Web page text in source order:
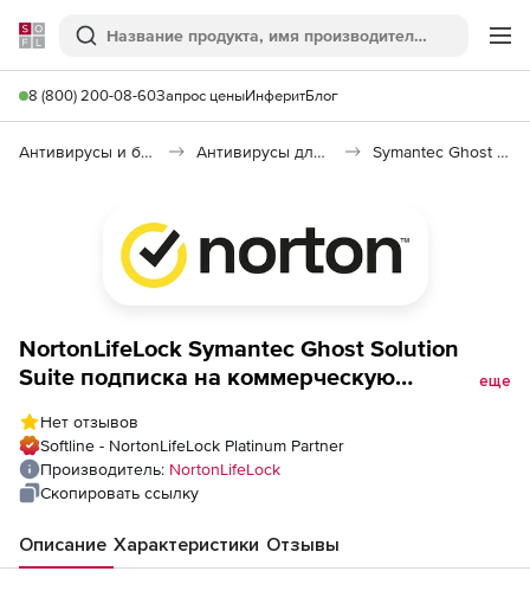
Softline
Поиск
8 (800) 200-08-60Запрос ценыИнферитБлог
Антивирусы и безопасность Антивирусы для организаций Symantec Ghost Solution Suite
NortonLifeLock Symantec Ghost Solution
Suite подписка на коммерческую
Количество устройств
еще
Нет отзывов
Softline - NortonLifeLock Platinum Partner
Производитель: NortonLifeLock
Скопировать ссылку
Описание Характеристики Отзывы